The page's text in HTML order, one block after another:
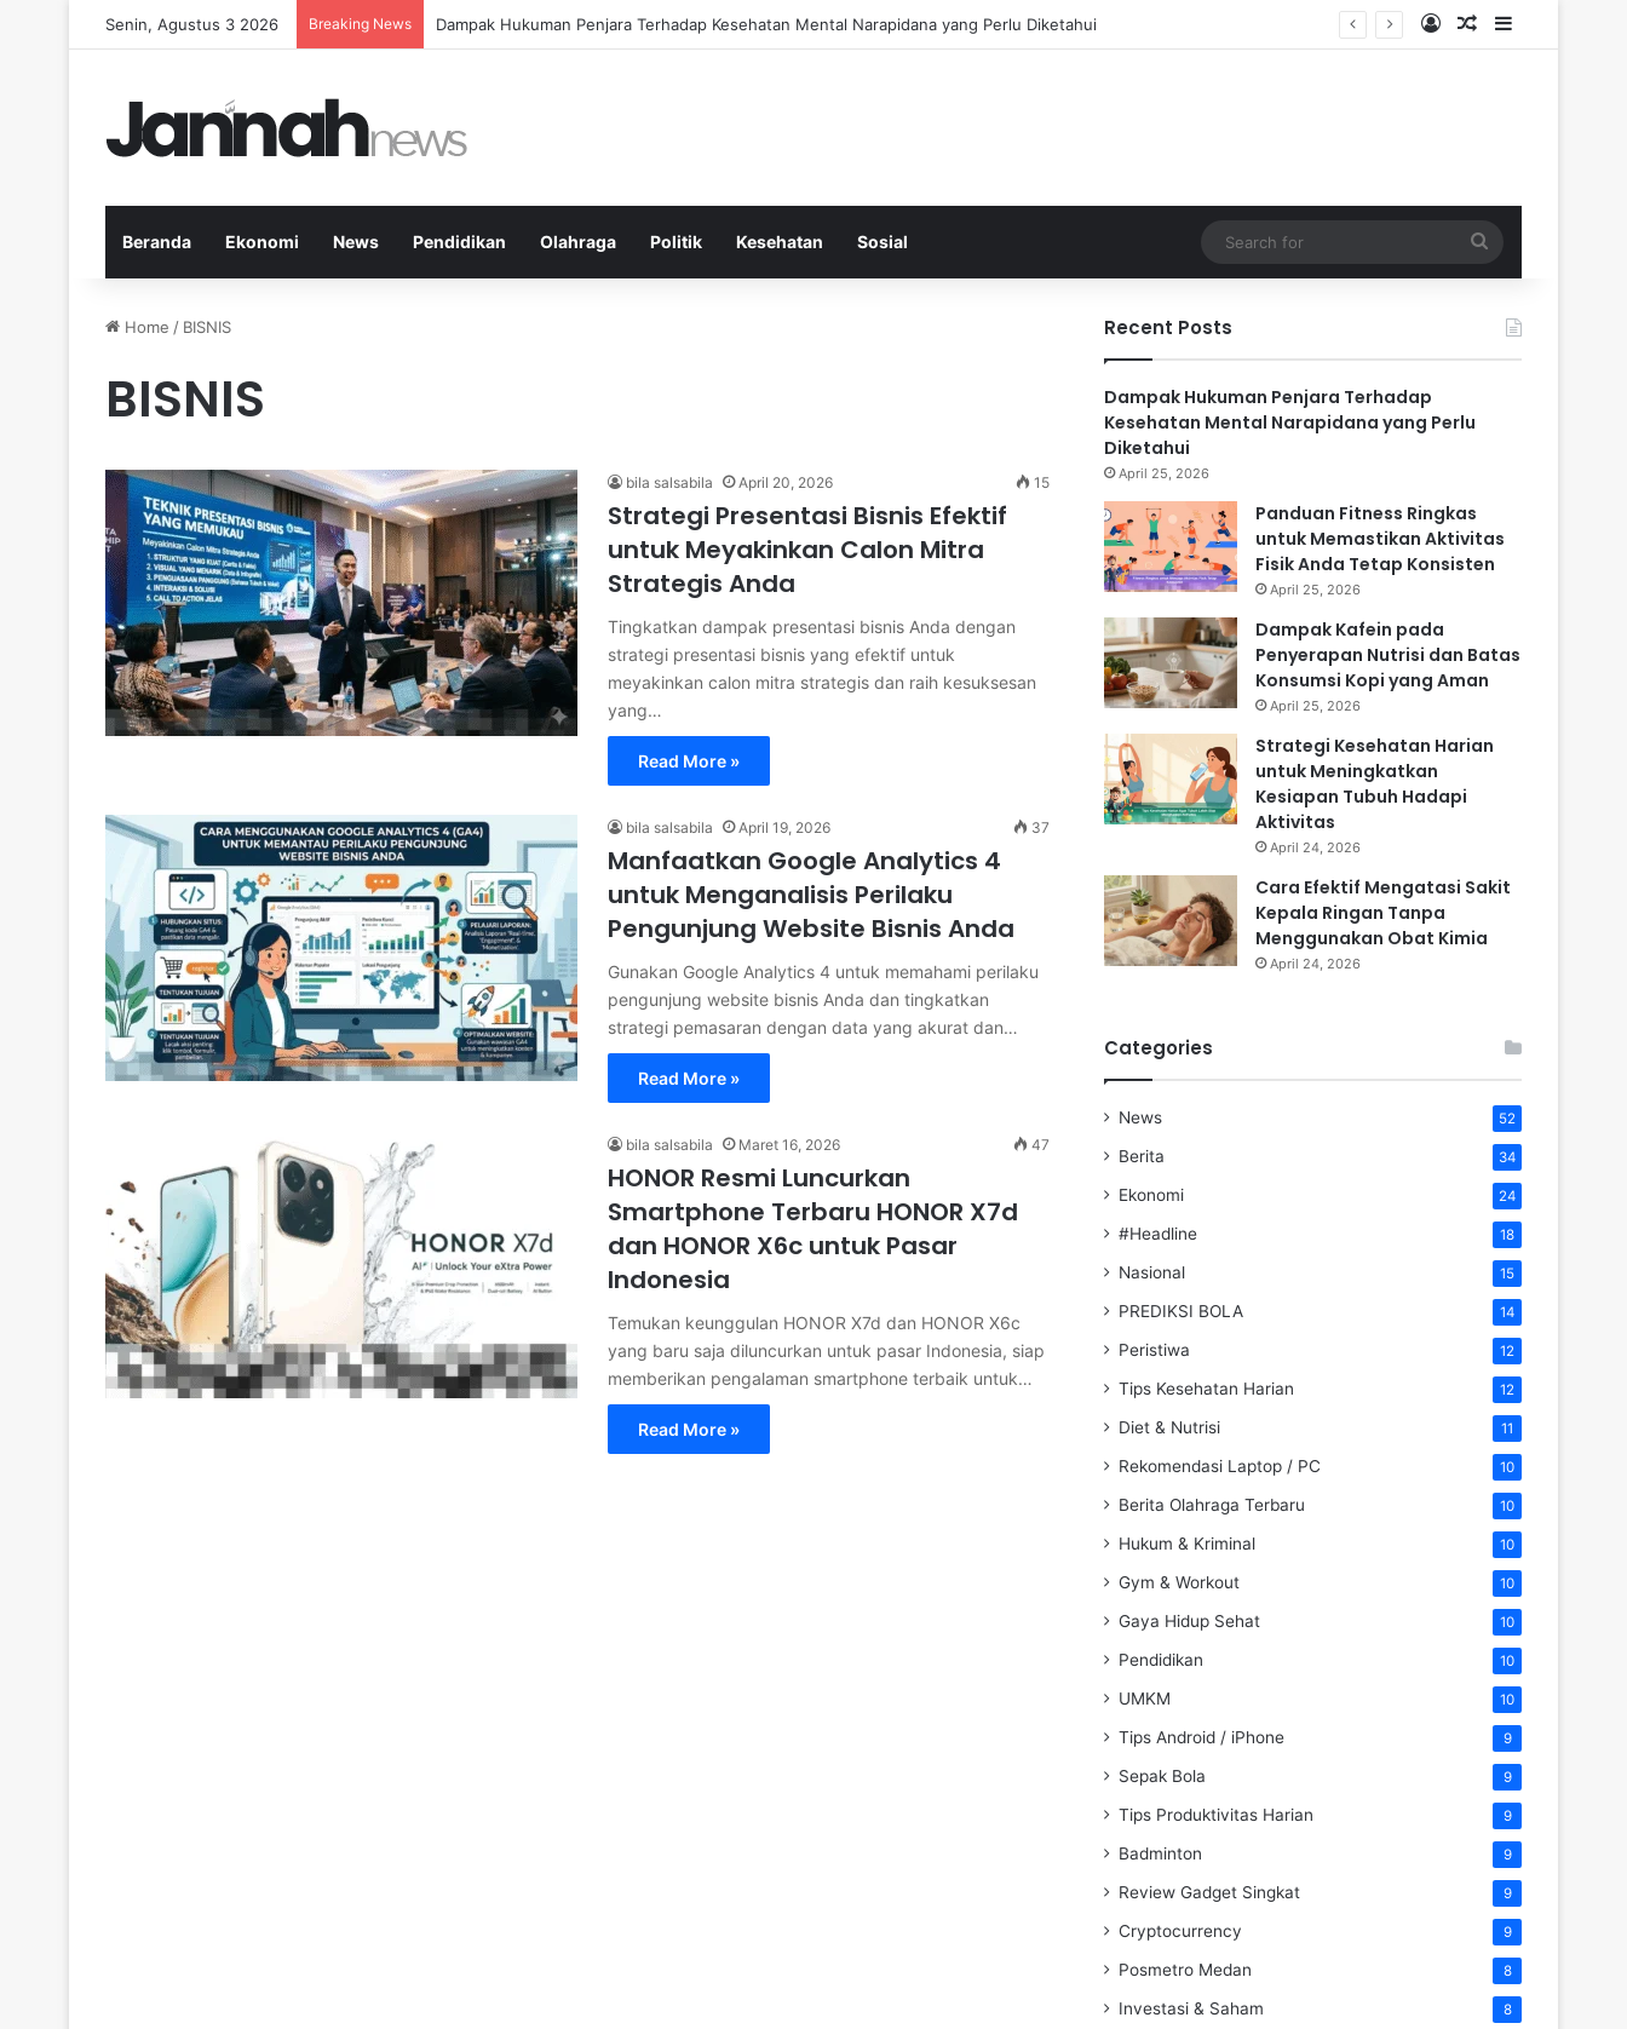
Senin, Agustus 3 2026 Breaking News Panduan Fitness Ringkas untuk Memastikan Aktivitas Fisik Anda Tetap Konsisten Log InRandom Article
Sidebar
Beranda Ekonomi News Pendidikan Olahraga Politik Kesehatan Sosial
for
Home / BISNIS
BISNIS
bila salsabila April 20, 2026 15
Strategi Presentasi Bisnis Efektif
untuk Meyakinkan Calon Mitra
Strategis Anda
Tingkatkan dampak presentasi bisnis Anda dengan
strategi presentasi bisnis yang efektif untuk
meyakinkan calon mitra strategis dan raih kesuksesan
yang…
Read More »
bila salsabila April 19, 2026 37
Manfaatkan Google Analytics 4
untuk Menganalisis Perilaku
Pengunjung Website Bisnis Anda
Gunakan Google Analytics 4 untuk memahami perilaku
pengunjung website bisnis Anda dan tingkatkan
strategi pemasaran dengan data yang akurat dan…
Read More »
bila salsabila Maret 16, 2026 47
HONOR Resmi Luncurkan
Smartphone Terbaru HONOR X7d
dan HONOR X6c untuk Pasar
Indonesia
Temukan keunggulan HONOR X7d dan HONOR X6c
yang baru saja diluncurkan untuk pasar Indonesia, siap
memberikan pengalaman smartphone terbaik untuk…
Read More »
Recent Posts
Dampak Hukuman Penjara Terhadap
Kesehatan Mental Narapidana yang Perlu
Diketahui
April 25, 2026
Panduan Fitness Ringkas
untuk Memastikan Aktivitas
Fisik Anda Tetap Konsisten
April 25, 2026
Dampak Kafein pada
Penyerapan Nutrisi dan Batas
Konsumsi Kopi yang Aman
April 25, 2026
Strategi Kesehatan Harian
untuk Meningkatkan
Kesiapan Tubuh Hadapi
Aktivitas
April 24, 2026
Cara Efektif Mengatasi Sakit
Kepala Ringan Tanpa
Menggunakan Obat Kimia
April 24, 2026
Categories
News 52
Berita 34
Ekonomi 24
#Headline 18
Nasional 15
PREDIKSI BOLA 14
Peristiwa 12
Tips Kesehatan Harian 12
Diet & Nutrisi 11
Rekomendasi Laptop / PC 10
Berita Olahraga Terbaru 10
Hukum & Kriminal 10
Gym & Workout 10
Gaya Hidup Sehat 10
Pendidikan 10
UMKM 10
Tips Android / iPhone 9
Sepak Bola 9
Tips Produktivitas Harian 9
Badminton 9
Review Gadget Singkat 9
Cryptocurrency 9
Posmetro Medan 8
Investasi & Saham 8